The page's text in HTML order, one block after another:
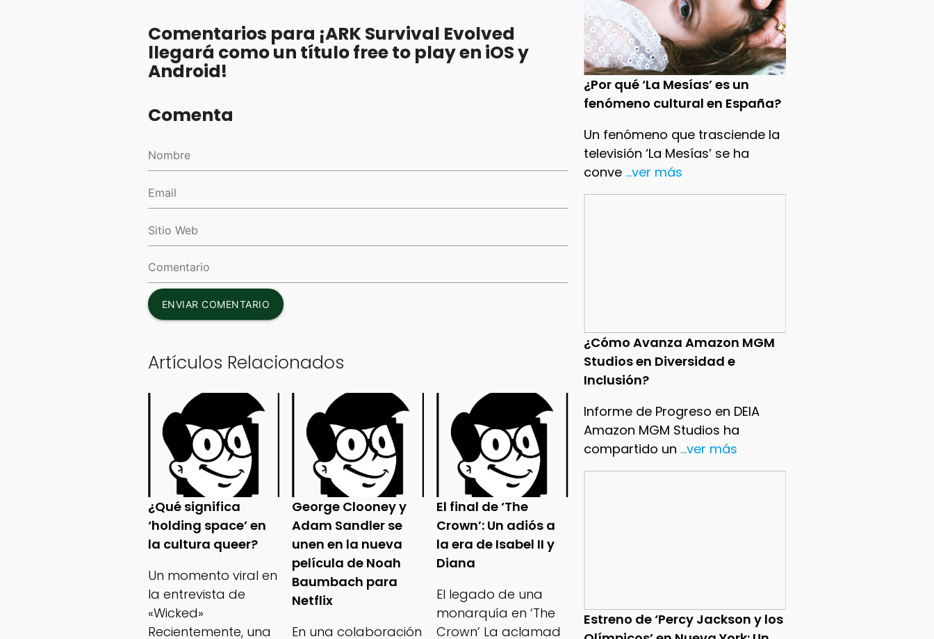
¿Por qué ‘La Mesías’ es un
fenómeno cultural en España?
Un fenómeno que trasciende la
televisión ‘La Mesías’ se ha
conve ...ver más
¿Cómo Avanza Amazon MGM
Studios en Diversidad e
Inclusión?
Informe de Progreso en DEIA
Amazon MGM Studios ha
compartido un ...ver más
Estreno de ‘Percy Jackson y los
Comentarios para ¡ARK Survival Evolved
llegará como un título free to play en iOS y
Android!
Comenta
ENVIAR COMENTARIO
Artículos Relacionados
¿Qué significa
‘holding space’ en
la cultura queer?
Un momento viral en
la entrevista de
«Wicked»
Recientemente, una
George Clooney y
Adam Sandler se
unen en la nueva
película de Noah
Baumbach para
Netflix
En una colaboración
El final de ‘The
Crown’: Un adiós a
la era de Isabel II y
Diana
El legado de una
monarquía en ‘The
Crown’ La aclamad